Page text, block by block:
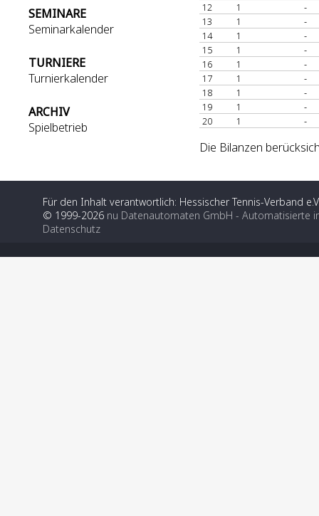
SEMINARE
Seminarkalender
TURNIERE
Turnierkalender
ARCHIV
Spielbetrieb
12
1
-
13
1
-
14
1
-
15
1
-
16
1
-
17
1
-
18
1
-
19
1
-
20
1 -
Die Bilanzen
Für den Inhalt verantwortlich: Hessischer Tennis-Verband
© 1999-2026 nu Datenautomaten GmbH - Automatisierte
Datenschutz